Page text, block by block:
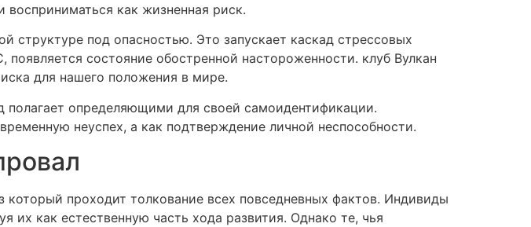
как жизненная риск.
структуре под опасностью. Это запускает каскад стрессовых
появляется состояние обостренной настороженности. клуб Вулкан
для нашего положения в мире.
определяющими для своей самоидентификации.
неуспех, а как подтверждение личной неспособности.
проходит толкование всех повседневных фактов. Индивиды
как естественную часть хода развития. Однако те, чья